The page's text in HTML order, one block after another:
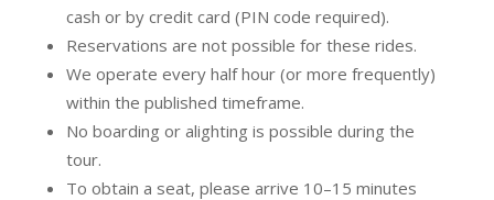
cash or by credit card (PIN code required).
Reservations are not possible for these rides.
We operate every half hour (or more frequently)
within the published timeframe.
No boarding or alighting is possible during the
tour.
To obtain a seat, please arrive 10–15 minutes